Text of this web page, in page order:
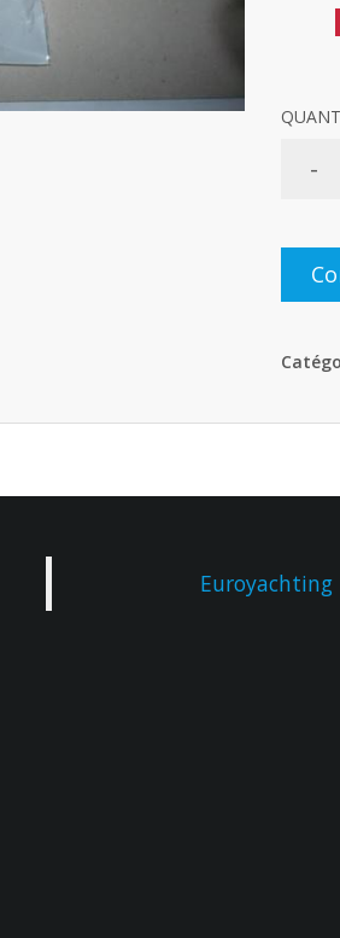
-
Euroyachting